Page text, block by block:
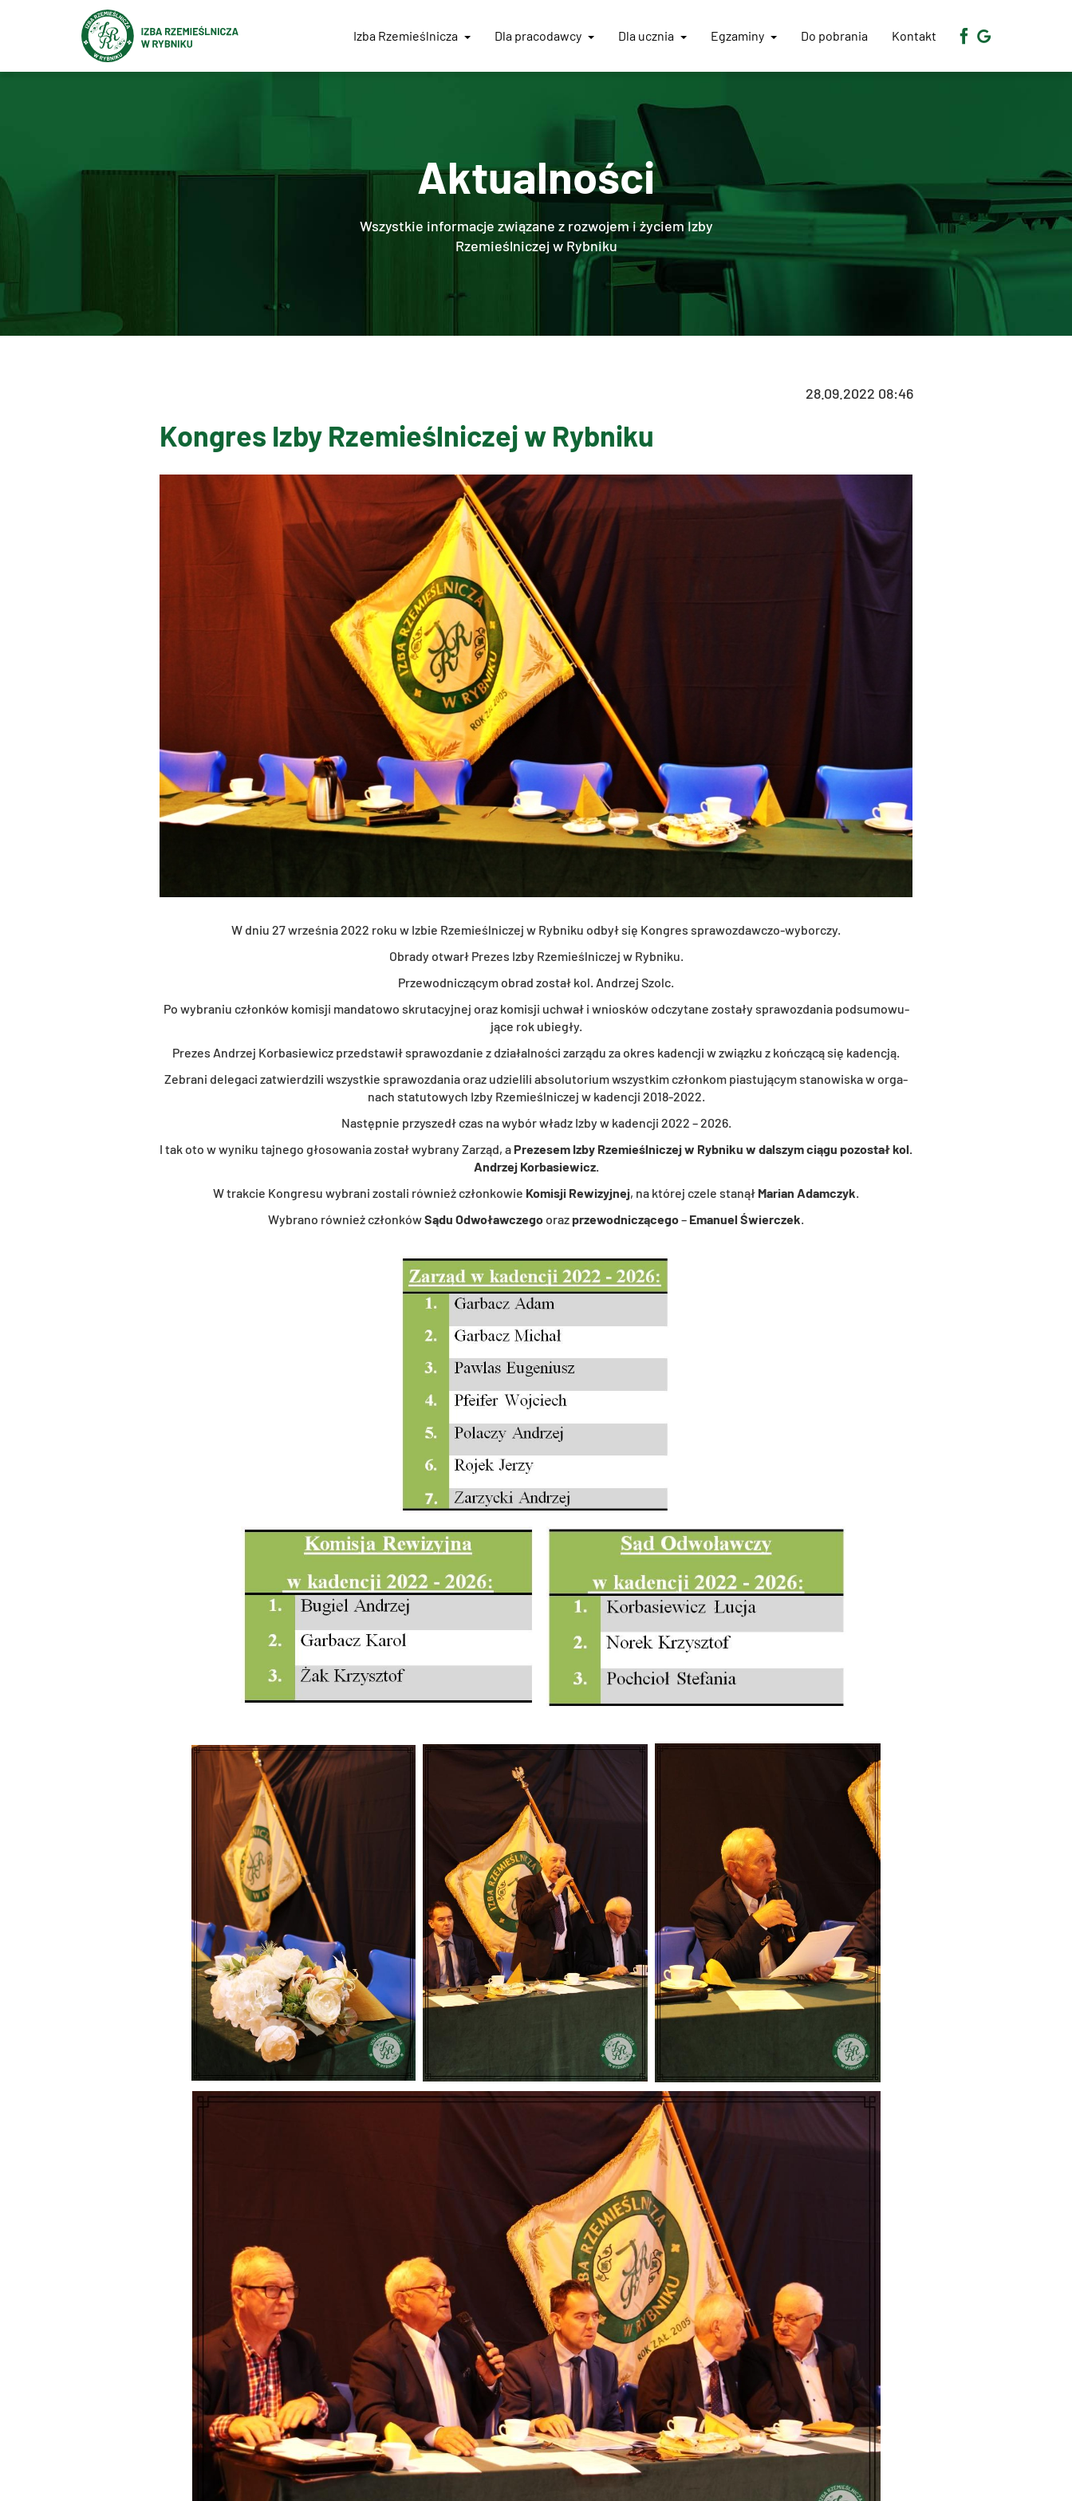
Izba Rzemieślnicza Dla pracodawcy Dla ucznia Egzaminy Do pobrania Kontakt
Aktualności
Wszystkie informacje związane z rozwojem i życiem Izby
Rzemieślniczej w Rybniku
28.09.2022 08:46
Kongres Izby Rzemieślniczej w Rybniku
W dniu 27 wrze­śnia 2022 roku w Izbie Rze­mieśl­ni­czej w Ryb­ni­ku odbył się Kon­gres spra­woz­daw­czo-wy­bor­czy.
Ob­ra­dy otwarł Pre­zes Izby Rze­mieśl­ni­czej w Ryb­ni­ku.
Prze­wod­ni­czą­cym obrad zo­stał kol. An­drzej Szolc.
Po wy­bra­niu człon­ków ko­mi­sji man­da­to­wo skru­ta­cyj­nej oraz ko­mi­sji uchwał i wnio­sków od­czy­ta­ne zo­sta­ły spra­woz­da­nia pod­su­mo­wu­
ją­ce rok ubie­gły.
Pre­zes An­drzej Kor­ba­sie­wicz przed­sta­wił spra­woz­da­nie z dzia­łal­no­ści za­rzą­du za okres ka­den­cji w związ­ku z koń­czą­cą się ka­den­cją.
Ze­bra­ni de­le­ga­ci za­twier­dzi­li wszyst­kie spra­woz­da­nia oraz udzie­li­li ab­so­lu­to­rium wszyst­kim człon­kom pia­stu­ją­cym sta­no­wi­ska w or­ga­
nach sta­tu­to­wych Izby Rze­mieśl­ni­czej w ka­den­cji 2018-2022.
Na­stęp­nie przy­szedł czas na wybór władz Izby w ka­den­cji 2022 – 2026.
I tak oto w wy­ni­ku taj­ne­go gło­so­wa­nia zo­stał wy­bra­ny Za­rząd, a Pre­ze­sem Izby Rze­mieśl­ni­czej w Ryb­ni­ku w dal­szym ciągu po­zo­stał kol.
An­drzej Kor­ba­sie­wicz.
W trak­cie Kon­gre­su wy­bra­ni zo­sta­li rów­nież człon­ko­wie Ko­mi­sji Re­wi­zyj­nej, na któ­rej czele sta­nął Ma­rian Adam­czyk.
Wy­bra­no rów­nież człon­kówSądu Od­wo­ław­cze­go oraz prze­wod­ni­czą­ce­go– Ema­nu­el Świer­czek.